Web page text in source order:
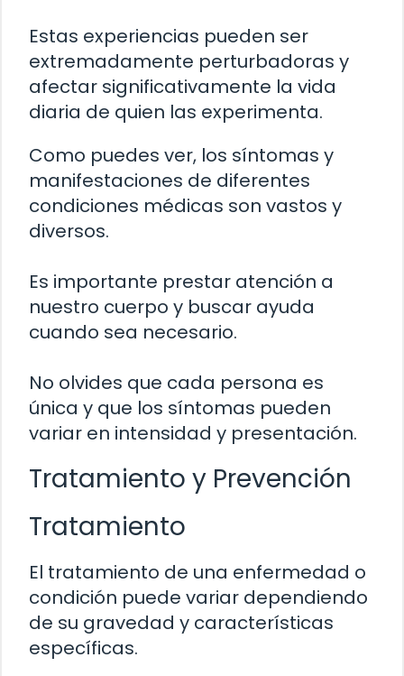
Estas experiencias pueden ser
extremadamente perturbadoras y
afectar significativamente la vida
diaria de quien las experimenta.
Como puedes ver, los síntomas y
manifestaciones de diferentes
condiciones médicas son vastos y
diversos.
Es importante prestar atención a
nuestro cuerpo y buscar ayuda
cuando sea necesario.
No olvides que cada persona es
única y que los síntomas pueden
variar en intensidad y presentación.
Tratamiento y Prevención
Tratamiento
El tratamiento de una enfermedad o
condición puede variar dependiendo
de su gravedad y características
específicas.